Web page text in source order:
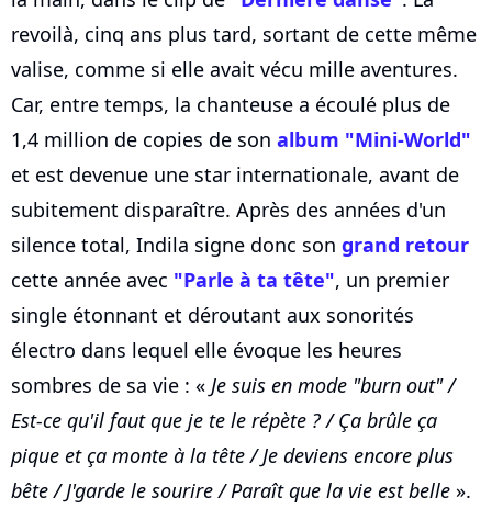
revoilà, cinq ans plus tard, sortant de cette même
valise, comme si elle avait vécu mille aventures.
Car, entre temps, la chanteuse a écoulé plus de
1,4 million de copies de son album "Mini-World"
et est devenue une star internationale, avant de
subitement disparaître. Après des années d'un
silence total, Indila signe donc son grand retour
cette année avec "Parle à ta tête", un premier
single étonnant et déroutant aux sonorités
électro dans lequel elle évoque les heures
sombres de sa vie : « Je suis en mode "burn out" /
Est-ce qu'il faut que je te le répète ? / Ça brûle ça
pique et ça monte à la tête / Je deviens encore plus
bête / J'garde le sourire / Paraît que la vie est belle ».